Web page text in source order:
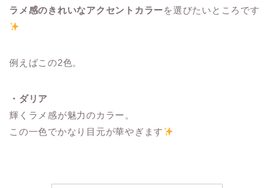
ラメ感のきれいなアクセントカラーを選びたいところです
例えばこの2色。
・ダリア
輝くラメ感が魅力のカラー。
この一色でかなり目元が華やぎます